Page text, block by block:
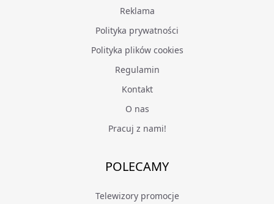
Reklama
Polityka prywatności
Polityka plików cookies
Regulamin
Kontakt
O nas
Pracuj z nami!
POLECAMY
Telewizory promocje